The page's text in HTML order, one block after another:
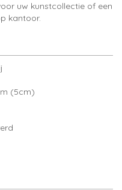
uw kunstcollectie of een
kantoor.
(5cm)